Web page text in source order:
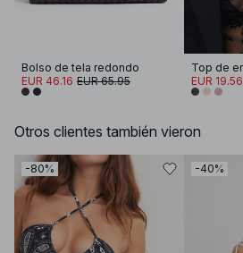
Bolso de tela redondo
EUR 46.16 EUR 65.95
EUR 19.56
Otros clientes también vieron
-80% -40%